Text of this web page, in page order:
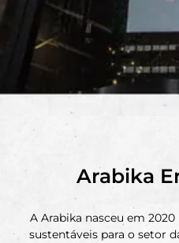
Arabika
A Arabika nasceu em
sustentáveis para o setor